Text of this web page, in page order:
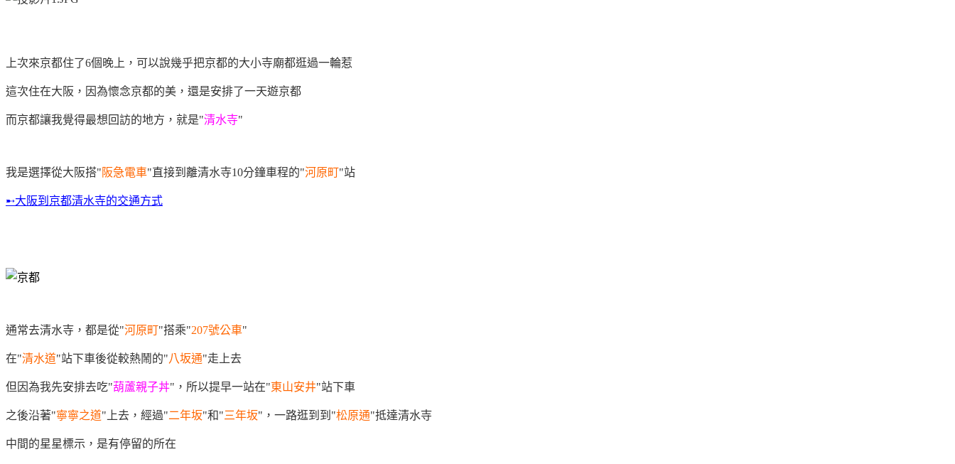
上次來京都住了6個晚上，可以說幾乎把京都的大小寺廟都逛過一輪惹
這次住在大阪，因為懷念京都的美，還是安排了一天遊京都
而京都讓我覺得最想回訪的地方，就是"清水寺"
我是選擇從大阪搭" 阪急電車"直接到離清水寺10分鐘車程的"河原町"站
➸大阪到京都清水寺的交通方式
通常去清水寺，都是從"河原町"搭乘"207號公車"
在"清水道"站下車後從較熱鬧的"八坂通"走上去
但因為我先安排去吃"葫蘆親子丼"，所以提早一站在"東山安井"站下車
之後沿著"寧寧之道"上去，經過"二年坂"和"三年坂"，一路逛到到"松原通"抵達清水寺
中間的星星標示，是有停留的所在